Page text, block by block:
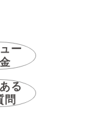
ー
る
問